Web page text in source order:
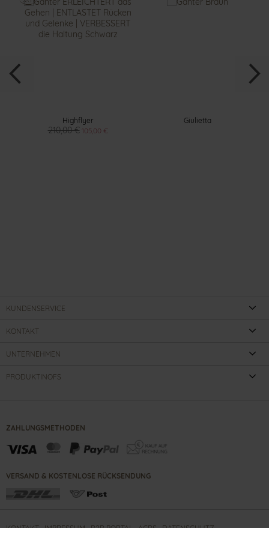
Highflyer
210,00 € 105,00 €
Giulietta
KUNDENSERVICE
KONTAKT
UNTERNEHMEN
PRODUKTINOFS
ZAHLUNGSMETHODEN
VERSAND & KOSTENLOSE RÜCKSENDUNG
KONTAKT IMPRESSUM B2B PORTAL AGBS DATENSCHUTZ